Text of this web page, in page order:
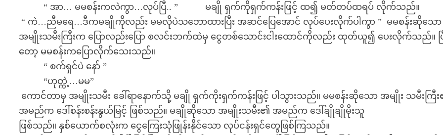
“ အာ… မမစန်းကလဲကွာ…လုပ်ပြီ.. ” မချို ရှက်ကိုရှက်ကန်းဖြင့် ထ၍ မတ်တပ်ထရပ် လိုက်သည်။
“ ကဲ…ညီမရေ…ဒီကမချိုကိုလည်း မမလိုပဲသဘောထားပြီး အဆင်ပြေအောင် လုပ်ပေးလိုက်ပါကွာ ” မမစန်းဆိုသော
အမျိုးသမီးကြီးက ပြောလည်းပြော စလင်းဘက်ထဲမှ ငွေတစ်သောင်းငါးထောင်ကိုလည်း ထုတ်ယူ၍ ပေးလိုက်သည်။ ပ
တော့ မမစန်းကပြောလိုက်သေးသည်။
“ စက်ရှင်ပဲ နော် ”
“ဟုတ္ကဲ့…မမ”
ကောင်တာမှ အမျိုးသမီး ခေါ်ရာနောက်သို့ မချို ရှက်ကိုးရှက်ကန်းဖြင့် ပါသွားသည်။ မမစန်းဆိုသော အမျိုး သမီးကြီ
အမည်က ဒေါ်စန်းစန်းနွယ်မြင့် ဖြစ်သည်။ မချိုဆိုသော အမျိုးသမီး၏ အမည်က ဒေါ်ချိုချိုမိုးသူ
ဖြစ်သည်။ နှစ်ယောက်စလုံးက ငွေကြေးသုံဖြုန်းနိုင်သော လုပ်ငန်းရှင်တွေဖြစ်ကြသည်။